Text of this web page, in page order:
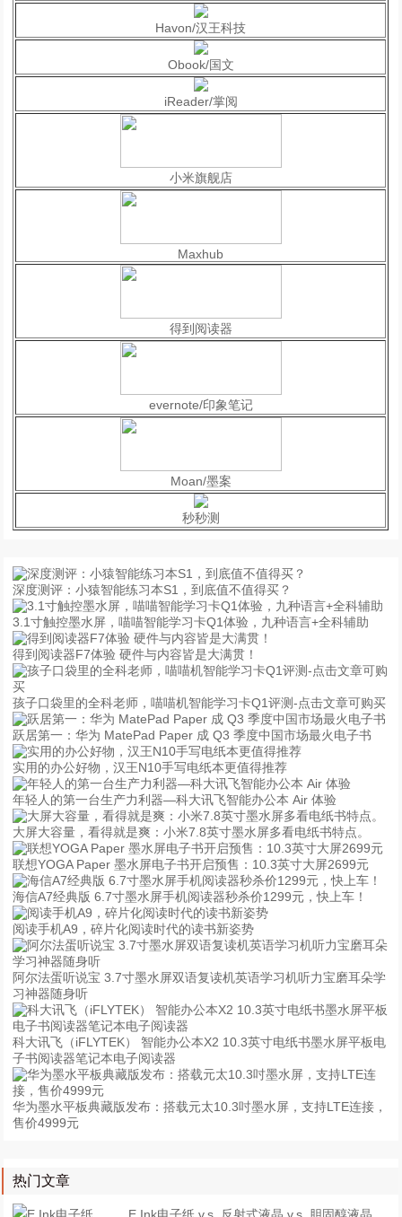
Havon/汉王科技
Obook/国文
iReader/掌阅
小米旗舰店
Maxhub
得到阅读器
evernote/印象笔记
Moan/墨案
秒秒测
深度测评：小猿智能练习本S1，到底值不值得买？
3.1寸触控墨水屏，喵喵智能学习卡Q1体验，九种语言+全科辅助
得到阅读器F7体验 硬件与内容皆是大满贯！
孩子口袋里的全科老师，喵喵机智能学习卡Q1评测-点击文章可购买
跃居第一：华为 MatePad Paper 成 Q3 季度中国市场最火电子书
实用的办公好物，汉王N10手写电纸本更值得推荐
年轻人的第一台生产力利器—科大讯飞智能办公本 Air 体验
大屏大容量，看得就是爽：小米7.8英寸墨水屏多看电纸书特点。
联想YOGA Paper 墨水屏电子书开启预售：10.3英寸大屏2699元
海信A7经典版 6.7寸墨水屏手机阅读器秒杀价1299元，快上车！
阅读手机A9，碎片化阅读时代的读书新姿势
阿尔法蛋听说宝 3.7寸墨水屏双语复读机英语学习机听力宝磨耳朵学
习神器随身听
科大讯飞（iFLYTEK） 智能办公本X2 10.3英寸电纸书墨水屏平板电
子书阅读器笔记本电子阅读器
华为墨水平板典藏版发布：搭载元太10.3吋墨水屏，支持LTE连接，
售价4999元
热门文章